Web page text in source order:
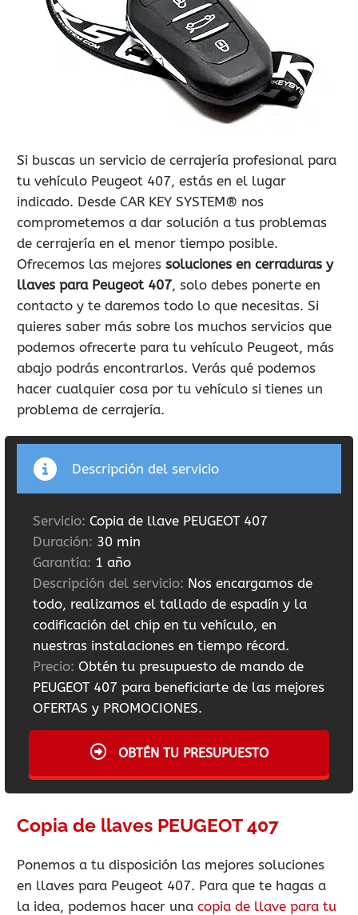
900 802 604
LLAMA GRATIS
Si buscas un servicio de cerrajería profesional para
tu vehículo Peugeot 407, estás en el lugar
indicado. Desde CAR KEY SYSTEM® nos
comprometemos a dar solución a tus problemas
de cerrajería en el menor tiempo posible.
Ofrecemos las mejores soluciones en cerraduras y
llaves para Peugeot 407, solo debes ponerte en
contacto y te daremos todo lo que necesitas. Si
quieres saber más sobre los muchos servicios que
podemos ofrecerte para tu vehículo Peugeot, más
abajo podrás encontrarlos. Verás qué podemos
hacer cualquier cosa por tu vehículo si tienes un
problema de cerrajería.
Descripción del servicio
Servicio: Copia de llave PEUGEOT 407
Duración: 30 min
Garantía: 1 año
Descripción del servicio: Nos encargamos de
todo, realizamos el tallado de espadín y la
codificación del chip en tu vehículo, en
nuestras instalaciones en tiempo récord.
Precio: Obtén tu presupuesto de mando de
PEUGEOT 407 para beneficiarte de las mejores
OFERTAS y PROMOCIONES.
OBTÉN TU PRESUPUESTO
Copia de llaves PEUGEOT 407
Ponemos a tu disposición las mejores soluciones
en llaves para Peugeot 407. Para que te hagas a
la idea, podemos hacer una copia de llave para tu